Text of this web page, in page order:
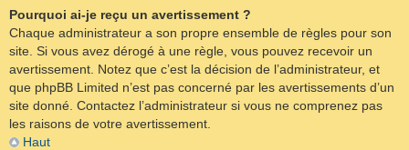
Pourquoi ai-je reçu un avertissement ?
Chaque administrateur a son propre ensemble de règles pour son
site. Si vous avez dérogé à une règle, vous pouvez recevoir un
avertissement. Notez que c’est la décision de l’administrateur, et
que phpBB Limited n’est pas concerné par les avertissements d’un
site donné. Contactez l’administrateur si vous ne comprenez pas
les raisons de votre avertissement.
Haut